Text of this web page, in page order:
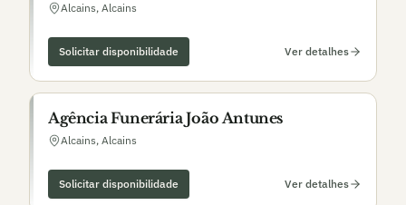
Alcains, Alcains
Solicitar disponibilidade Ver detalhes
Agência Funerária João Antunes
Alcains, Alcains
Solicitar disponibilidade Ver detalhes